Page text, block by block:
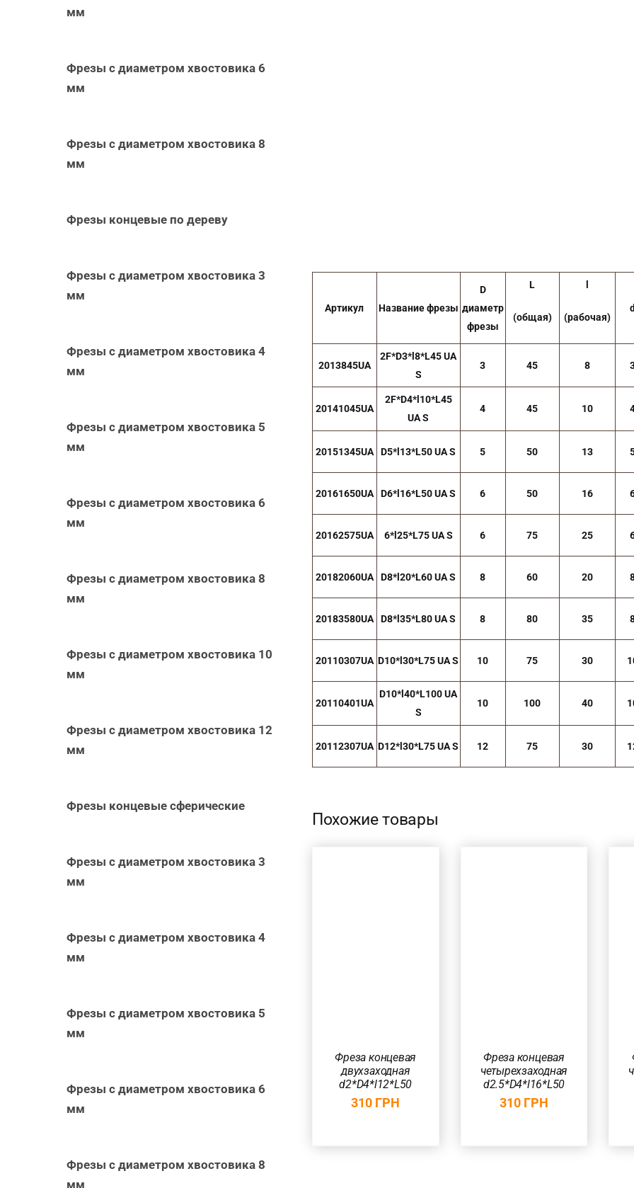
Артикул Название фрезы
D
диаметр
фрезы
L
(общая) (рабочая)
d
2013845UA
2F*D3*l8*L45 UA
S
3 45 8
20141045UA
2F*D4*l10*L45
UA S
4 45 10
20151345UA D5*l13*L50 UA S 5 50 13
20161650UA D6*l16*L50 UA S 6 50 16
20162575UA 6*l25*L75 UA S 6 75 25
20182060UA D8*l20*L60 UA S 8 60 20
20183580UA D8*l35*L80 UA S 8 80 35
20110307UA D10*l30*L75 UA S 10 75 30
20110401UA
D10*l40*L100 UA
S
10 100 40
20112307UA D12*l30*L75 UA S 12 75 30
Похожие товары
БЫСТРЫЙ
Фреза концевая
двухзаходная
d2*D4*l12*L50
310 ГРН
Фреза концевая
четырехзаходная
d2.5*D4*l16*L50
310 ГРН
мм
Фрезы с диаметром хвостовика 6
мм
Фрезы с диаметром хвостовика 8
мм
Фрезы концевые по дереву
Фрезы с диаметром хвостовика 3
мм
Фрезы с диаметром хвостовика 4
мм
Фрезы с диаметром хвостовика 5
мм
Фрезы с диаметром хвостовика 6
мм
Фрезы с диаметром хвостовика 8
мм
Фрезы с диаметром хвостовика 10
мм
Фрезы с диаметром хвостовика 12
мм
Фрезы концевые сферические
Фрезы с диаметром хвостовика 3
мм
Фрезы с диаметром хвостовика 4
мм
Фрезы с диаметром хвостовика 5
мм
Фрезы с диаметром хвостовика 6
мм
Фрезы с диаметром хвостовика 8
мм